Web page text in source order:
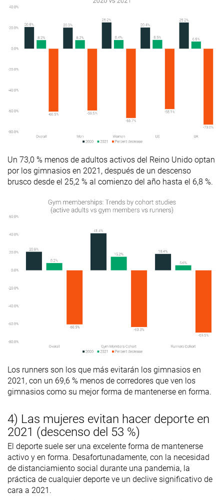
Un 73,0 % menos de adultos activos del Reino Unido optan
por los gimnasios en 2021, después de un descenso
brusco desde el 25,2 % al comienzo del año hasta el 6,8 %.
Los runners son los que más evitarán los gimnasios en
2021, con un 69,6 % menos de corredores que ven los
gimnasios como su mejor forma de mantenerse en forma.
4) Las mujeres evitan hacer deporte en
2021 (descenso del 53 %)
El deporte suele ser una excelente forma de mantenerse
activo y en forma. Desafortunadamente, con la necesidad
de distanciamiento social durante una pandemia, la
práctica de cualquier deporte ve un declive significativo de
cara a 2021.